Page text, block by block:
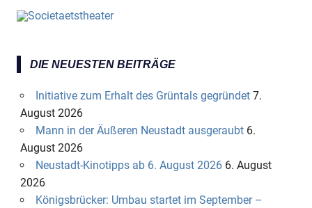
DIE NEUESTEN BEITRÄGE
Initiative zum Erhalt des Grüntals gegründet 7.
August 2026
Mann in der Äußeren Neustadt ausgeraubt 6.
August 2026
Neustadt-Kinotipps ab 6. August 2026 6. August
2026
Königsbrücker: Umbau startet im September –